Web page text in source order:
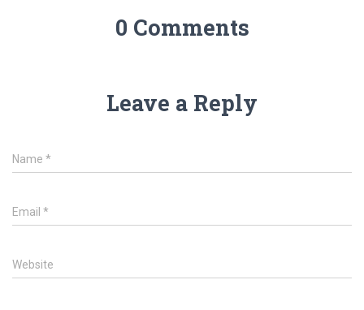
0 Comments
Leave a Reply
Name *
Email *
Website